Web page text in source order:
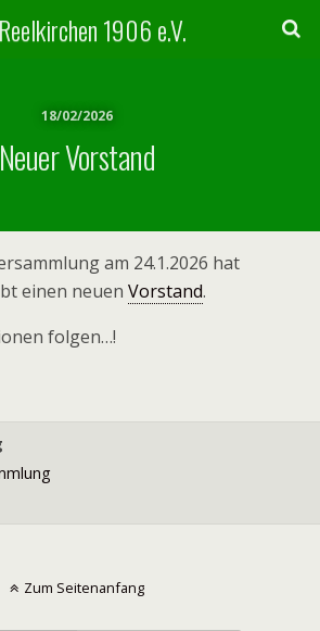
1906 e.V.
18/02/2026
Neuer Vorstand
am 24.1.2026 hat
einen neuen Vorstand.
folgen…!
Zum Seitenanfang